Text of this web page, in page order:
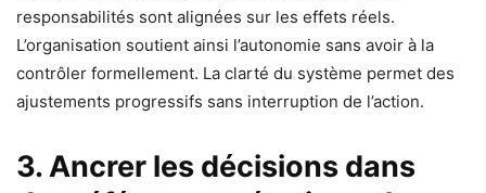
responsabilités sont alignées sur les effets réels.
L’organisation soutient ainsi l’autonomie sans avoir à la
contrôler formellement. La clarté du système permet des
ajustements progressifs sans interruption de l’action.
3. Ancrer les décisions dans